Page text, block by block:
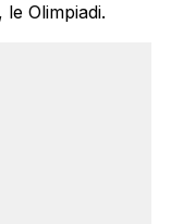
Olimpiadi.